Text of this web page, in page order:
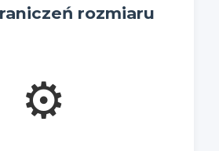
rozmiaru
⚙️